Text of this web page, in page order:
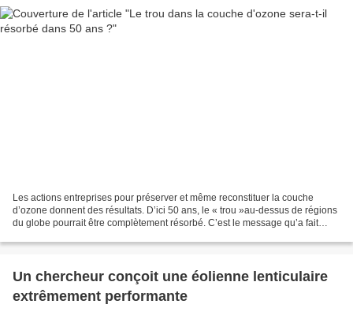
Les actions entreprises pour préserver et même reconstituer la couche
d’ozone donnent des résultats. D’ici 50 ans, le « trou »au-dessus de régions
du globe pourrait être complètement résorbé. C’est le message qu’a fait
Un chercheur conçoit une éolienne lenticulaire
extrêmement performante